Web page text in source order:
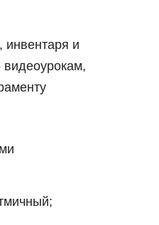
инвентаря и